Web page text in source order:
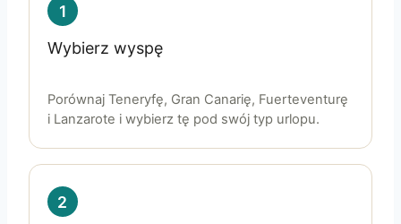
1
Wybierz wyspę
Porównaj Teneryfę, Gran Canarię, Fuerteventurę
i Lanzarote i wybierz tę pod swój typ urlopu.
2